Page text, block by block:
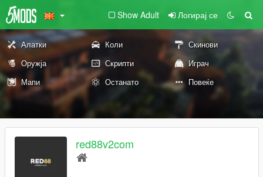
Show Adult Логирај се
Алатки Коли
Скинови
Оружја
Скрипти
Играч
Мапи
Останато Повеќе
red88v2com